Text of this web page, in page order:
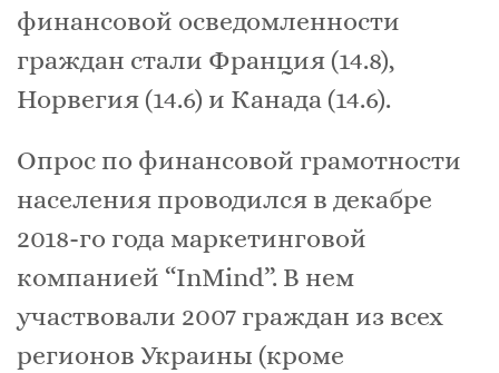
финансовой осведомленности
граждан стали Франция (14.8),
Норвегия (14.6) и Канада (14.6).
Опрос по финансовой грамотности
населения проводился в декабре
2018-го года маркетинговой
компанией “InMind”. В нем
участвовали 2007 граждан из всех
регионов Украины (кроме